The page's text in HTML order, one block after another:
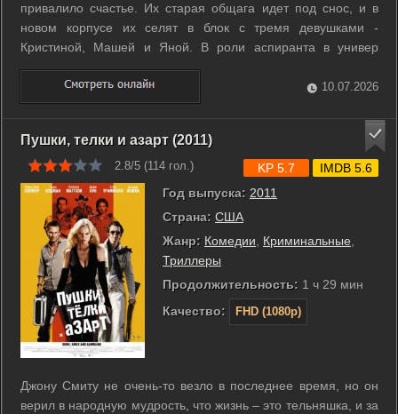
привалило счастье. Их старая общага идет под снос, и в
новом корпусе их селят в блок с тремя девушками -
Кристиной, Машей и Яной. В роли аспиранта в универ
возвращается и Майкл - чтобы откосить от армии. Ребята
стали старше и... романтичнее. Теперь им хочется не только
секса и тусовок, но и ...
10.07.2026
Пушки, телки и азарт (2011)
2.8/5 (114 гол.)
Год выпуска: 2011
Страна: США
Жанр: Комедии Криминальные
Триллеры
Продолжительность: 1 ч 29 мин
Качество:
FHD (1080p)
KP 5.7 IMDB 5.6
Джону Смиту не очень-то везло в последнее время, но он
верил в народную мудрость, что жизнь – это тельняшка, и за